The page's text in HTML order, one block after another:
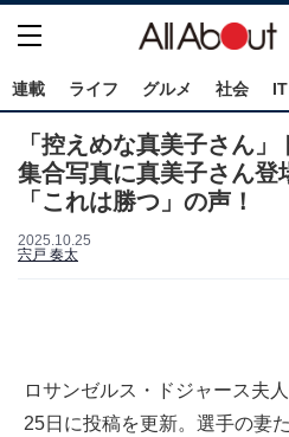
連載 ライフ グルメ 社会
「控えめな真美子さん」
集合写真に真美子さん登
「これは勝つ」の声！
2025.10.25
宍戸 奏太
ロサンゼルス・ドジャース夫
25日に投稿を更新。選手の妻